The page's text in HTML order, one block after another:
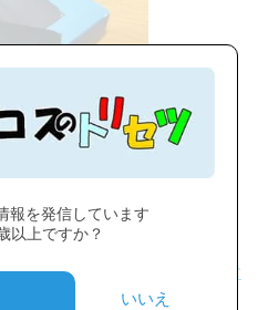
報を発信しています
以上ですか？
いいえ
少なめ ウィズ2の評価アン
ない結果に。 アンケート
ますm(_ _)・・・
続きを読む